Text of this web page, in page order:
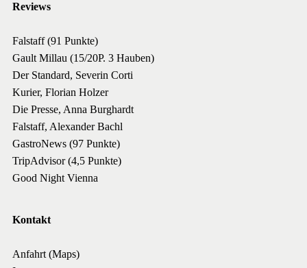
Reviews
Falstaff (91 Punkte)
Gault Millau (15/20P. 3 Hauben)
Der Standard, Severin Corti
Kurier, Florian Holzer
Die Presse, Anna Burghardt
Falstaff, Alexander Bachl
GastroNews (97 Punkte)
TripAdvisor (4,5 Punkte)
Good Night Vienna
Kontakt
Anfahrt (Maps)